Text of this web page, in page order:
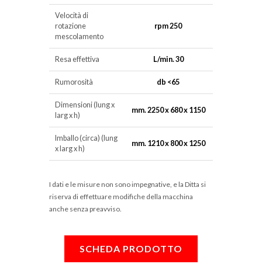
Velocità di
rotazione
mescolamento
rpm 250
Resa effettiva L/min. 30
Rumorosità db <65
Dimensioni (lung x
larg x h)
mm. 2250 x 680 x 1150
Imballo (circa) (lung
x larg x h)
mm. 1210 x 800 x 1250
I dati e le misure non sono impegnative, e la Ditta si
riserva di effettuare modifiche della macchina
anche senza preavviso.
SCHEDA PRODOTTO